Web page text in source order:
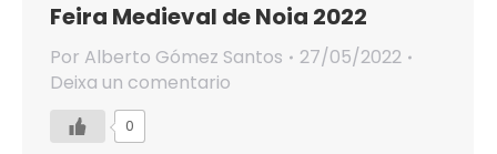
Feira Medieval de Noia 2022
Por Alberto Gómez Santos
27/05/2022
Deixa un comentario
0